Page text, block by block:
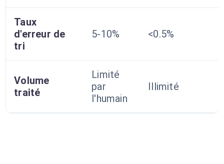
Taux
d'erreur de
tri
5-10% <0.5%
Volume
traité
Limité
par
l'humain
Illimité